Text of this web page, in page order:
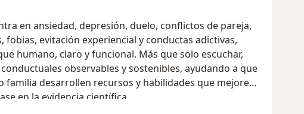
en ansiedad, depresión, duelo, conflictos de pareja,
fobias, evitación experiencial y conductas adictivas,
humano, claro y funcional. Más que solo escuchar,
observables y sostenibles, ayudando a que
familia desarrollen recursos y habilidades que mejoren
en la evidencia científica.